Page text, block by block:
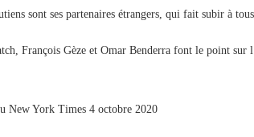
sont ses partenaires étrangers, qui fait subir à
François Gèze et Omar Benderra font le point sur
New York Times 4 octobre 2020